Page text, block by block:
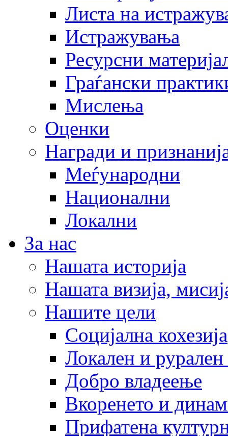
Листа на
Истражувања
Ресурсни
Граѓански
Мислења
Оценки
Награди и
Меѓународни
Национални
Локални
За нас
Нашата историја
Нашата визија,
Нашите цели
Социјална кохезија
Локален и рурален
Добро владеење
Вкоренето и
Прифатена